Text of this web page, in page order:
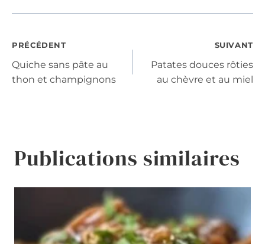
Navigation
de
PRÉCÉDENT
Quiche sans pâte au
thon et champignons
SUIVANT
Patates douces rôties
au chèvre et au miel
Publications similaires